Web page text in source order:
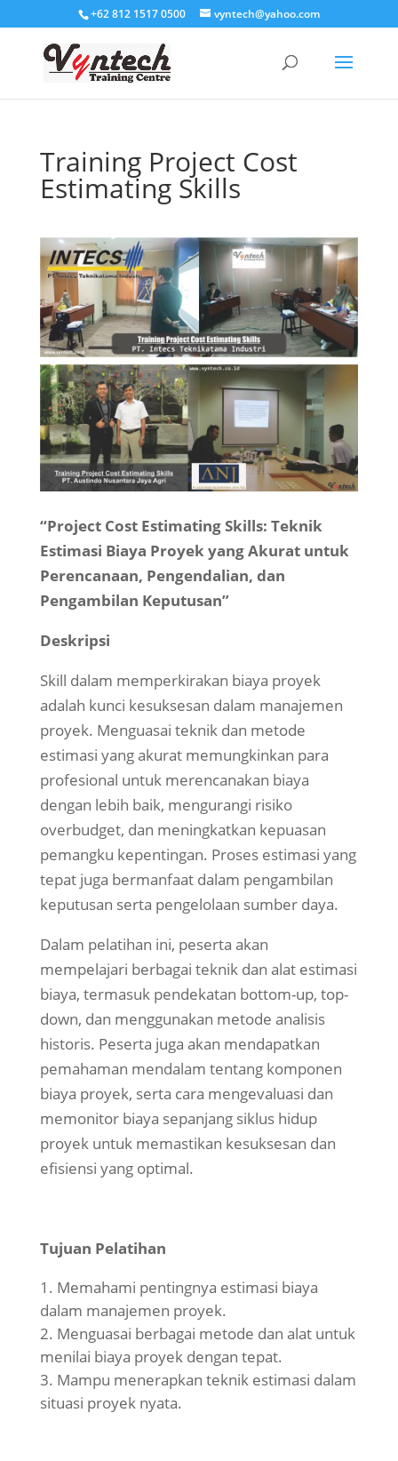
+62 812 1517 0500 vyntech@yahoo.com
Training Project Cost
Estimating Skills
“Project Cost Estimating Skills: Teknik
Estimasi Biaya Proyek yang Akurat untuk
Perencanaan, Pengendalian, dan
Pengambilan Keputusan”
Deskripsi
Skill dalam memperkirakan biaya proyek
adalah kunci kesuksesan dalam manajemen
proyek. Menguasai teknik dan metode
estimasi yang akurat memungkinkan para
profesional untuk merencanakan biaya
dengan lebih baik, mengurangi risiko
overbudget, dan meningkatkan kepuasan
pemangku kepentingan. Proses estimasi yang
tepat juga bermanfaat dalam pengambilan
keputusan serta pengelolaan sumber daya.
Dalam pelatihan ini, peserta akan
mempelajari berbagai teknik dan alat estimasi
biaya, termasuk pendekatan bottom-up, top-
down, dan menggunakan metode analisis
historis. Peserta juga akan mendapatkan
pemahaman mendalam tentang komponen
biaya proyek, serta cara mengevaluasi dan
memonitor biaya sepanjang siklus hidup
proyek untuk memastikan kesuksesan dan
efisiensi yang optimal.
Tujuan Pelatihan
Memahami pentingnya estimasi biaya
dalam manajemen proyek.
Menguasai berbagai metode dan alat untuk
menilai biaya proyek dengan tepat.
Mampu menerapkan teknik estimasi dalam
situasi proyek nyata.